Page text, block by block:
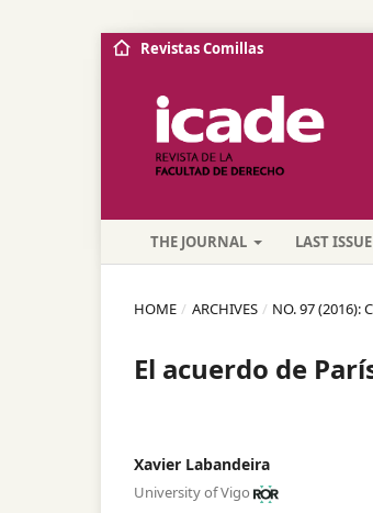
THE JOURNAL LAST ISSUE
Revistas Comillas
HOME / ARCHIVES / NO. 97 (2016):
El acuerdo de
Xavier Labandeira
University of Vigo